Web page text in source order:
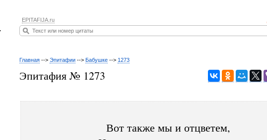
EPITAFIJA.ru
Главная --> Эпитафии --> Бабушке --> 1273
Эпитафия № 1273
Вот также мы и отцветем,